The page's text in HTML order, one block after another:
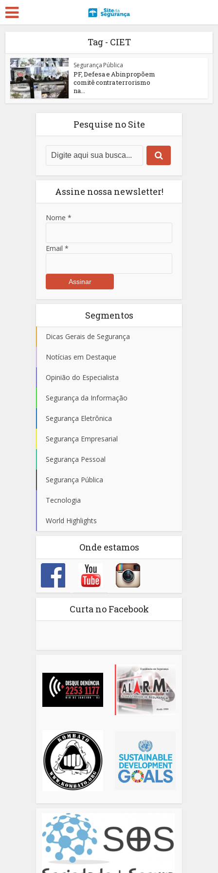
Tag - CIET
Segurança Pública
PF, Defesa e Abin propõem
comitê contra terrorismo
na...
Pesquise no Site
Assine nossa newsletter!
Nome *
Email *
Segmentos
Dicas Gerais de Segurança
Notícias em Destaque
Opinião do Especialista
Segurança da Informação
Segurança Eletrônica
Segurança Empresarial
Segurança Pessoal
Segurança Pública
Tecnologia
World Highlights
Onde estamos
Curta no Facebook